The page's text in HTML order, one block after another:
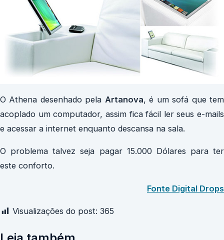
O Athena desenhado pela Artanova, é um sofá que tem
acoplado um computador, assim fica fácil ler seus e-mails
e acessar a internet enquanto descansa na sala.
O problema talvez seja pagar 15.000 Dólares para ter
este conforto.
Fonte Digital Drops
Visualizações do post: 365